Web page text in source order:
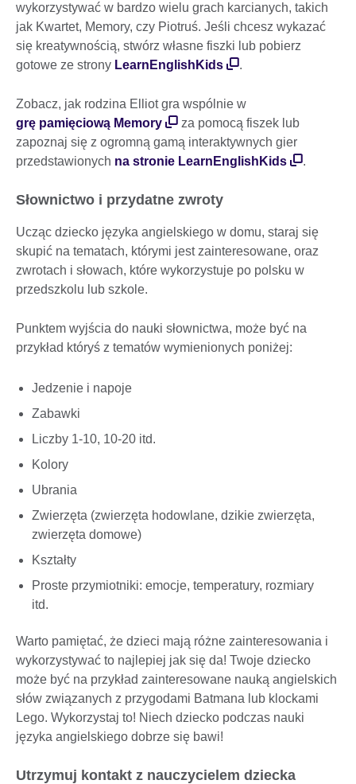
wykorzystywać w bardzo wielu grach karcianych, takich
jak Kwartet, Memory, czy Piotruś. Jeśli chcesz wykazać
się kreatywnością, stwórz własne fiszki lub pobierz
gotowe ze strony LearnEnglishKids .
Zobacz, jak rodzina Elliot gra wspólnie w
grę pamięciową Memory
za pomocą fiszek lub
zapoznaj się z ogromną gamą interaktywnych gier
przedstawionych na stronie LearnEnglishKids .
Słownictwo i przydatne zwroty
Ucząc dziecko języka angielskiego w domu, staraj się
skupić na tematach, którymi jest zainteresowane, oraz
zwrotach i słowach, które wykorzystuje po polsku w
przedszkolu lub szkole.
Punktem wyjścia do nauki słownictwa, może być na
przykład któryś z tematów wymienionych poniżej:
Jedzenie i napoje
Zabawki
Liczby 1-10, 10-20 itd.
Kolory
Ubrania
Zwierzęta (zwierzęta hodowlane, dzikie zwierzęta,
zwierzęta domowe)
Kształty
Proste przymiotniki: emocje, temperatury, rozmiary
itd.
Warto pamiętać, że dzieci mają różne zainteresowania i
wykorzystywać to najlepiej jak się da! Twoje dziecko
może być na przykład zainteresowane nauką angielskich
słów związanych z przygodami Batmana lub klockami
Lego. Wykorzystaj to! Niech dziecko podczas nauki
języka angielskiego dobrze się bawi!
Utrzymuj kontakt z nauczycielem dziecka